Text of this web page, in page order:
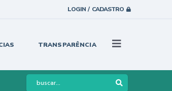
LOGIN / CADASTRO
TRANSPARÊNCIA